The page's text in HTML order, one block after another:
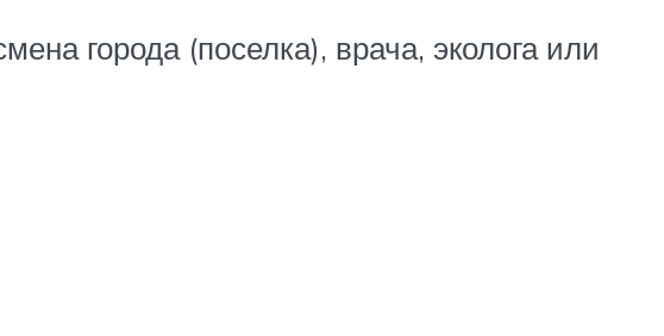
города (поселка), врача, эколога или